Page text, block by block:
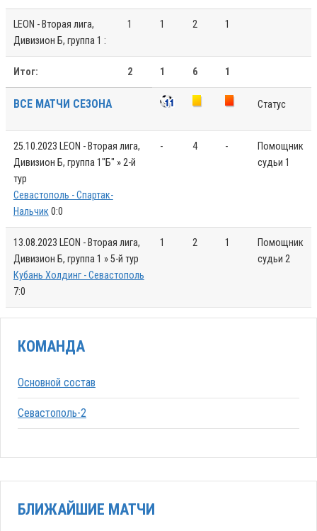
LEON - Вторая лига,
Дивизион Б, группа 1 :
1 1 2 1
Итог: 2 1 6 1
ВСЕ МАТЧИ СЕЗОНА Статус
25.10.2023 LEON - Вторая лига,
Дивизион Б, группа 1"Б" » 2-й
тур
Севастополь - Спартак-
Нальчик0:0
- 4 -
Помощник
судьи 1
13.08.2023 LEON - Вторая лига,
Дивизион Б, группа 1 » 5-й тур
Кубань Холдинг - Севастополь
7:0
1 2 1
Помощник
судьи 2
КОМАНДА
Основной состав
Севастополь-2
БЛИЖАЙШИЕ МАТЧИ